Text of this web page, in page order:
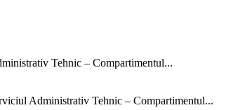
Tehnic – Compartimentul...
Administrativ Tehnic – Compartimentul...